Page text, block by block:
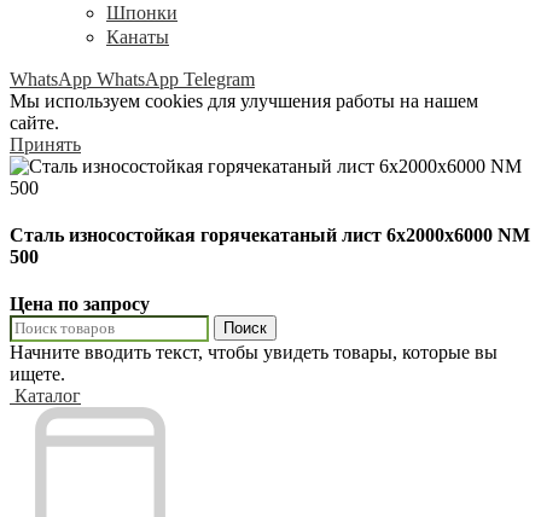
Шпонки
Канаты
WhatsApp WhatsApp Telegram
Мы используем cookies для улучшения работы на нашем
сайте.
Принять
Сталь износостойкая горячекатаный лист 6х2000х6000 NM
500
Цена по запросу
Поиск
Начните вводить текст, чтобы увидеть товары, которые вы
ищете.
Каталог